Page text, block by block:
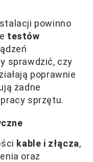
powinno
testów
sprawdzić, czy
poprawnie
żadne
sprzętu.
kable i złącza,
oraz